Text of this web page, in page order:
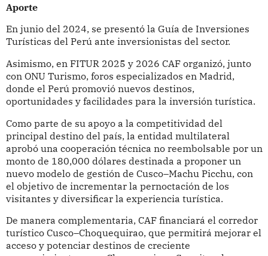
Aporte
En junio del 2024, se presentó la Guía de Inversiones
Turísticas del Perú ante inversionistas del sector.
Asimismo, en FITUR 2025 y 2026 CAF organizó, junto
con ONU Turismo, foros especializados en Madrid,
donde el Perú promovió nuevos destinos,
oportunidades y facilidades para la inversión turística.
Como parte de su apoyo a la competitividad del
principal destino del país, la entidad multilateral
aprobó una cooperación técnica no reembolsable por un
monto de 180,000 dólares destinada a proponer un
nuevo modelo de gestión de Cusco–Machu Picchu, con
el objetivo de incrementar la pernoctación de los
visitantes y diversificar la experiencia turística.
De manera complementaria, CAF financiará el corredor
turístico Cusco–Choquequirao, que permitirá mejorar el
acceso y potenciar destinos de creciente